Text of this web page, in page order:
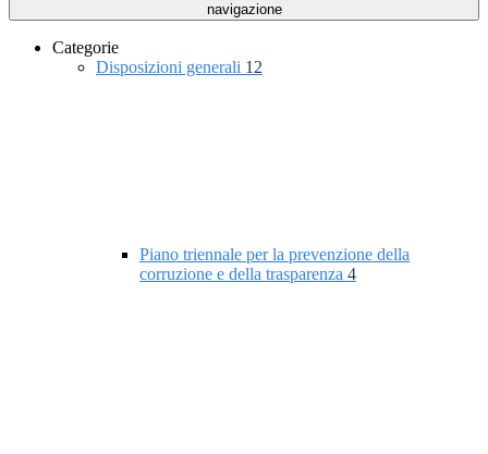
navigazione
Categorie
Disposizioni generali 12
Piano triennale per la prevenzione della
corruzione e della trasparenza 4